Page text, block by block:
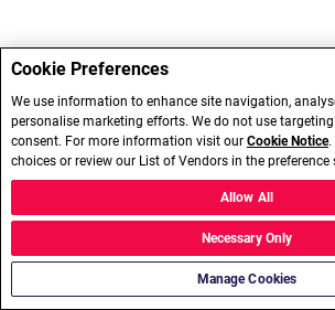
Cookie Preferences
We use information to enhance site navigation,
personalise marketing efforts. We do not use
consent. For more information visit our Cookie Notice.
choices or review our List of Vendors in the preference
Manage Cookies
Necessary Only
Allow All